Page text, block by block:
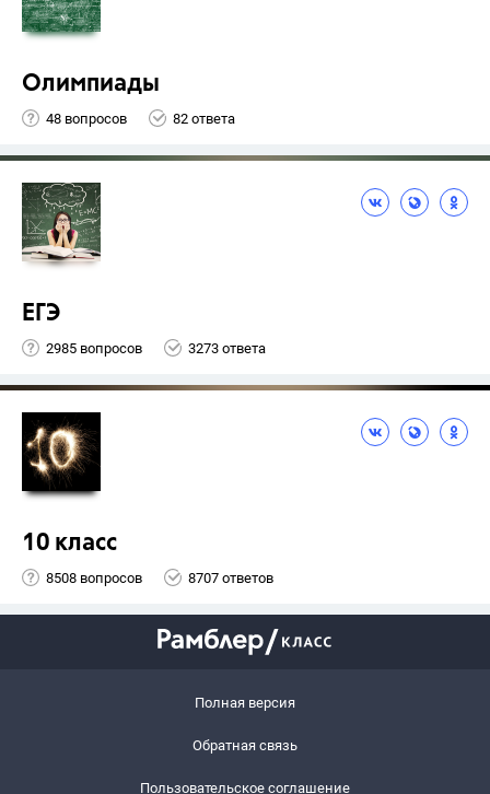
Олимпиады
48 вопросов 82 ответа
ЕГЭ
2985 вопросов 3273 ответа
10 класс
8508 вопросов 8707 ответов
Полная версия
Обратная связь
Пользовательское соглашение